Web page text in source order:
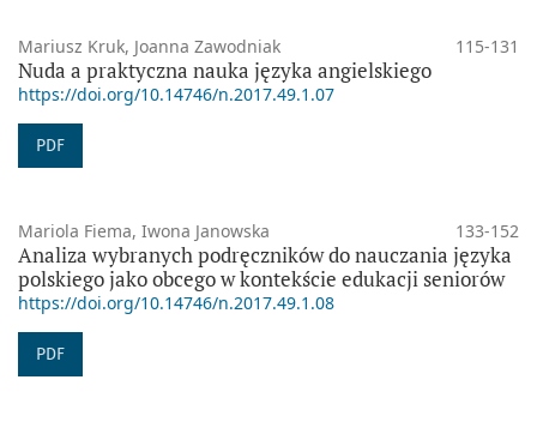
Mariusz Kruk, Joanna Zawodniak 115-131
Nuda a praktyczna nauka języka angielskiego
https://doi.org/10.14746/n.2017.49.1.07
PDF
Mariola Fiema, Iwona Janowska 133-152
Analiza wybranych podręczników do nauczania języka
polskiego jako obcego w kontekście edukacji seniorów
https://doi.org/10.14746/n.2017.49.1.08
PDF